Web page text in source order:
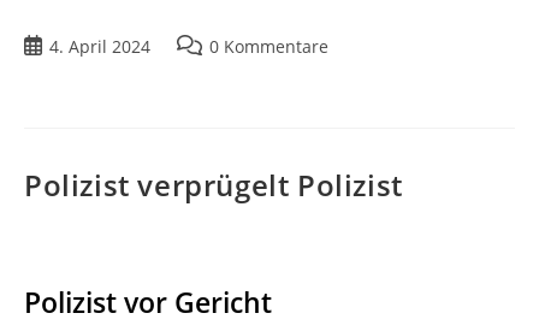
4. April 2024 0 Kommentare
Polizist verprügelt Polizist
Polizist vor Gericht